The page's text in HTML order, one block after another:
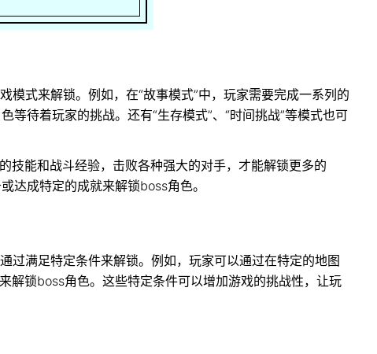
模式来解锁。例如，在“故事模式”中，玩家需要完成一系列的
等待着玩家的挑战。还有“生存模式”、“时间挑战”等模式也可
技能和战斗经验，击败各种强大的对手，才能解锁更多的
达成特定的成就来解锁boss角色。
过满足特定条件来解锁。例如，玩家可以通过在特定的地图
解锁boss角色。这些特定条件可以增加游戏的挑战性，让玩